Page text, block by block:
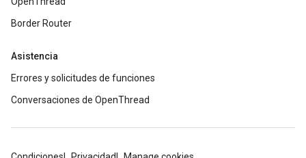
Border Router
Asistencia
Errores y solicitudes de funciones
Conversaciones de OpenThread